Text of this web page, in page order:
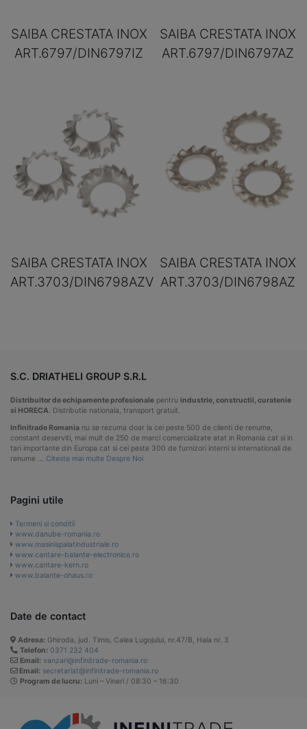
SAIBA CRESTATA INOX
ART.6797/DIN6797IZ
SAIBA CRESTATA INOX
ART.6797/DIN6797AZ
SAIBA CRESTATA INOX
ART.3703/DIN6798AZV
SAIBA CRESTATA INOX
ART.3703/DIN6798AZ
S.C. DRIATHELI GROUP S.R.L
Distribuitor de echipamente profesionale pentru industrie, constructii, curatenie
si HORECA. Distributie nationala, transport gratuit.
Infinitrade Romania nu se rezuma doar la cei peste 500 de clienti de renume,
constant deserviti, mai mult de 250 de marci comercializate atat in Romania cat si in
tari importante din Europa cat si cei peste 300 de furnizori interni si internationali de
renume … Citeste mai multe Despre Noi
Pagini utile
Termeni si conditii
www.danube-romania.ro
www.masinispalatindustriale.ro
www.cantare-balante-electronice.ro
www.cantare-kern.ro
www.balante-ohaus.ro
Date de contact
Adresa: Ghiroda, jud. Timis, Calea Lugojului, nr.47/B, Hala nr. 3
Telefon: 0371 232 404
Email: vanzari@infinitrade-romania.ro
Email: secretariat@infinitrade-romania.ro
Program de lucru: Luni – Vineri / 08:30 – 16:30